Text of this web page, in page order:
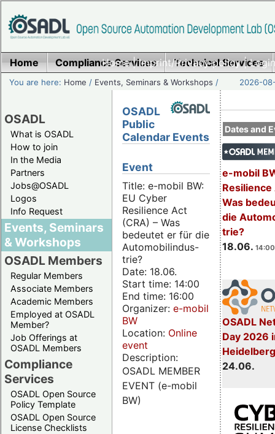
Home|Imprint/Privacy policy|
Home Compliance Services Technical Services
You are here: Home / Events, Seminars & Workshops / 2026-
OSADL
What is OSADL
How to join
In the Media
Partners
Jobs@OSADL
Logos
Info Request
Events, Seminars
& Workshops
OSADL Members
Regular Members
Associate Members
Academic Members
Employed at OSADL
Member?
Job Offerings at
OSADL Members
Compliance
Services
OSADL Open Source
Policy Template
OSADL Open Source
License Checklists
Dates and
e-mobil
Resilience
Was
die
trie?
18.06.
OSADL
Day 2026
24.06.
OSADL
Public
Calendar Events
Event
Title: e-mobil BW:
EU Cyber
Resilience Act
(CRA) – Was
bedeutet er für die
Automobilindus-
trie?
Date: 18.06.
Start time: 14:00
End time: 16:00
Organizer: e-mobil
BW
Location: Online
event
Description:
OSADL MEMBER
EVENT (e-mobil
BW)